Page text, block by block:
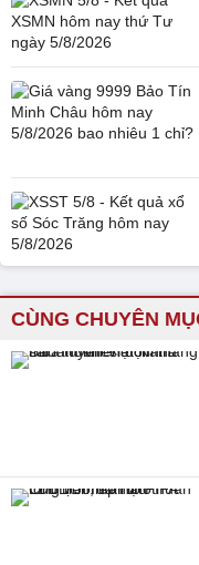
CÙNG CHUYÊN